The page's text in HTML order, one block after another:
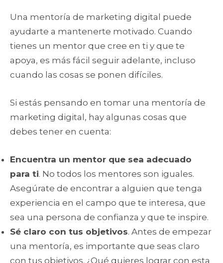
Una mentoría de marketing digital puede
ayudarte a mantenerte motivado. Cuando
tienes un mentor que cree en ti y que te
apoya, es más fácil seguir adelante, incluso
cuando las cosas se ponen difíciles.
Si estás pensando en tomar una mentoría de
marketing digital, hay algunas cosas que
debes tener en cuenta:
Encuentra un mentor que sea adecuado
para ti. No todos los mentores son iguales.
Asegúrate de encontrar a alguien que tenga
experiencia en el campo que te interesa, que
sea una persona de confianza y que te inspire.
Sé claro con tus objetivos. Antes de empezar
una mentoría, es importante que seas claro
con tus objetivos. ¿Qué quieres lograr con esta